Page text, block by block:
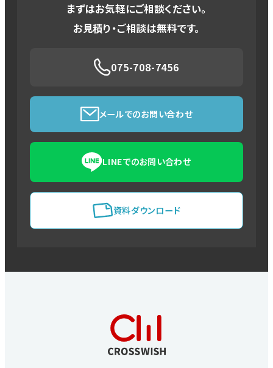
まずはお気軽にご相談ください。
お見積り・ご相談は無料です。
075-708-7456
メールでのお問い合わせ
LINEでのお問い合わせ
資料ダウンロード